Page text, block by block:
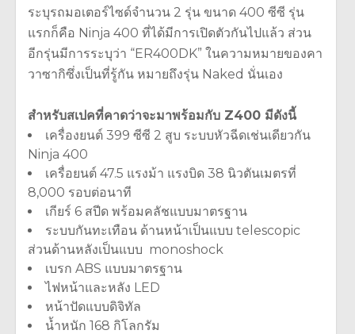
ระบุรถมอเตอร์ไซด์จำนวน 2 รุ่น ขนาด 400 ซีซี รุ่น
แรกก็คือ Ninja 400 ที่ได้มีการเปิดตัวกันไปแล้ว ส่วน
อีกรุ่นมีการระบุว่า “ER400DK” ในความหมายของคา
วาซากิซึ่งเป็นที่รู้กัน หมายถึงรุ่น Naked นั่นเอง
สำหรับสเปคที่คาดว่าจะมาพร้อมกับ Z400 มีดังนี้
เครื่องยนต์ 399 ซีซี 2 สูบ ระบบหัวฉีดเช่นเดียวกัน
Ninja 400
เครื่อยนต์ 47.5 แรงม้า แรงบิด 38 นิวตันเมตรที่
8,000 รอบต่อนาที
เกียร์ 6 สปีด พร้อมคลัชแบบมาตรฐาน
ระบบกันทะเทือน ด้านหน้าเป็นแบบ telescopic
ส่วนด้านหลังเป็นแบบ monoshock
เบรก ABS แบบมาตรฐาน
ไฟหน้าและหลัง LED
หน้าปัดแบบดิจิทัล
น้ำหนัก 168 กิโลกรัม